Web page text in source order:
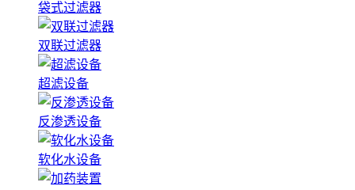
袋式过滤器
双联过滤器
超滤设备
反渗透设备
软化水设备